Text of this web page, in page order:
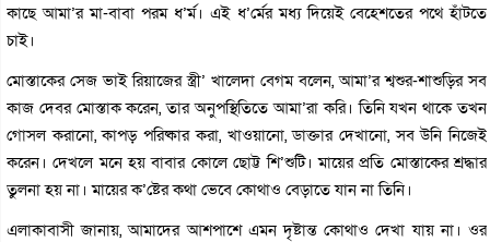
কাছে আমা’র মা-বাবা পরম ধ’র্ম। এই ধ’র্মের মধ্য দিয়েই বেহেশতের পথে হাঁটতে
চাই।
মোস্তাকের সেজ ভাই রিয়াজের স্ত্রী’ খালেদা বেগম বলেন, আমা’র শ্বশুর-শাশুড়ির সব
কাজ দেবর মোস্তাক করেন, তার অনুপস্থিতিতে আমা’রা করি। তিনি যখন থাকে তখন
গোসল করানো, কাপড় পরিষ্কার করা, খাওয়ানো, ডাক্তার দেখানো, সব উনি নিজেই
করেন। দেখলে মনে হয় বাবার কোলে ছোট্ট শি’শুটি। মায়ের প্রতি মোস্তাকের শ্রদ্ধার
তুলনা হয় না। মায়ের ক’ষ্টের কথা ভেবে কোথাও বেড়াতে যান না তিনি।
এলাকাবাসী জানায়, আমাদের আশপাশে এমন দৃষ্টান্ত কোথাও দেখা যায় না। ওর